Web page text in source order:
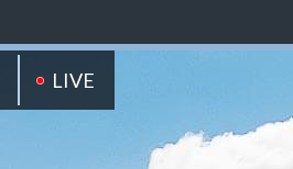
LIVE